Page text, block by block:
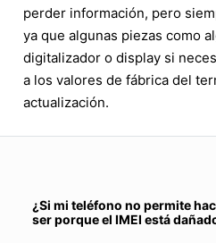
perder información, pero
ya que algunas piezas como
digitalizador o display si
a los valores de fábrica del
actualización.
¿Si mi teléfono no permite
ser porque el IMEI está